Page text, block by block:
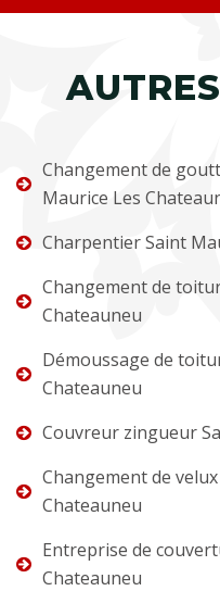
Changement de
Maurice Les
Charpentier Saint
Changement de
Chateauneu
Démoussage de
Chateauneu
Couvreur zingueur
Changement de
Chateauneu
Entreprise de
Chateauneu